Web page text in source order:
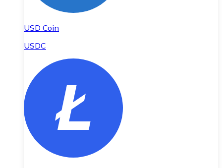
USD Coin
USDC